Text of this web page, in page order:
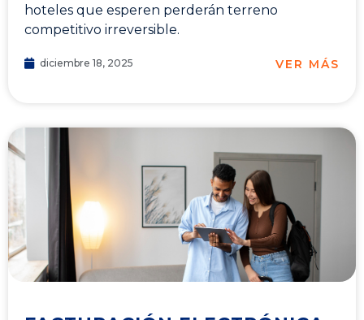
hoteles que esperen perderán terreno
competitivo irreversible.
diciembre 18, 2025 VER MÁS